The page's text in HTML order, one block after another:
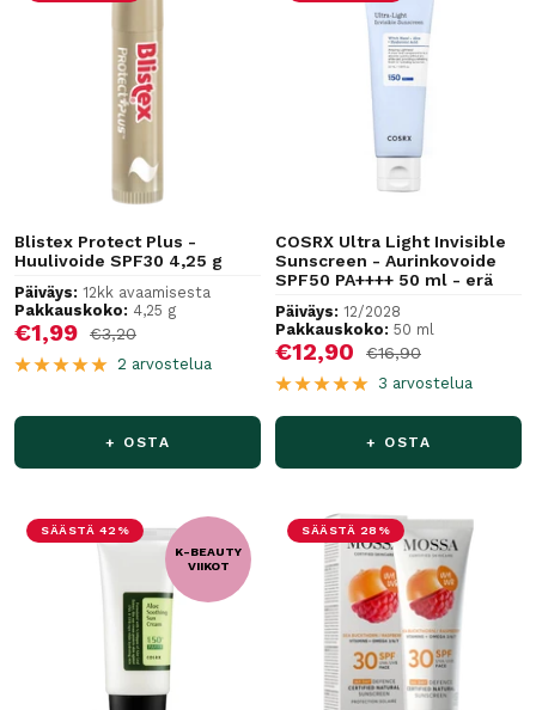
Blistex Protect Plus -
Huulivoide SPF30 4,25 g
Päiväys: 12kk avaamisesta
Pakkauskoko: 4,25 g
Alennushinta
€1,99 Normaalihinta
€3,20
2 arvostelua
+ OSTA
COSRX Ultra Light Invisible
Sunscreen - Aurinkovoide
SPF50 PA++++ 50 ml - erä
Päiväys: 12/2028
Pakkauskoko: 50 ml
Alennushinta
€12,90 Normaalihinta
€16,90
3 arvostelua
+ OSTA
K-BEAUTY
VIIKOT
SÄÄSTÄ 42% SÄÄSTÄ 28%